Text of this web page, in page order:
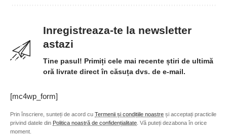
Inregistreaza-te la newsletter
astazi
Tine pasul! Primiți cele mai recente știri de ultimă
oră livrate direct în căsuța dvs. de e-mail.
[mc4wp_form]
Prin înscriere, sunteți de acord cu Termenii și condițiile noastre și acceptați practicile
privind datele din Politica noastră de confidențialitate . Vă puteți dezabona în orice
moment.